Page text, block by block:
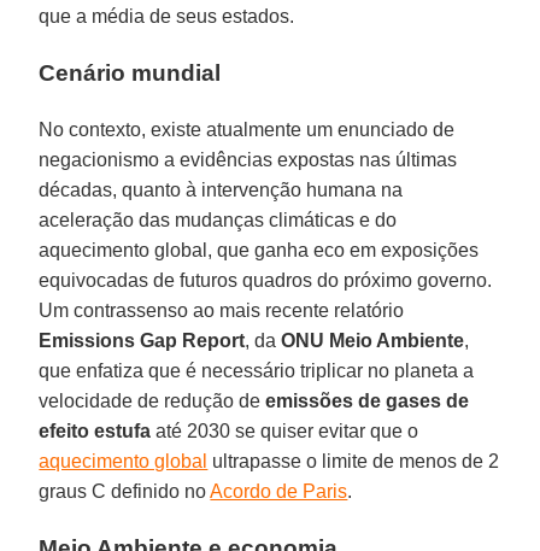
que a média de seus estados.
Cenário mundial
No contexto, existe atualmente um enunciado de
negacionismo a evidências expostas nas últimas
décadas, quanto à intervenção humana na
aceleração das mudanças climáticas e do
aquecimento global, que ganha eco em exposições
equivocadas de futuros quadros do próximo governo.
Um contrassenso ao mais recente relatório
Emissions Gap Report, daONU Meio Ambiente,
que enfatiza que é necessário triplicar no planeta a
velocidade de redução deemissões de gases de
efeito estufa até 2030 se quiser evitar que o
aquecimento global ultrapasse o limite de menos de 2
graus C definido noAcordo de Paris.